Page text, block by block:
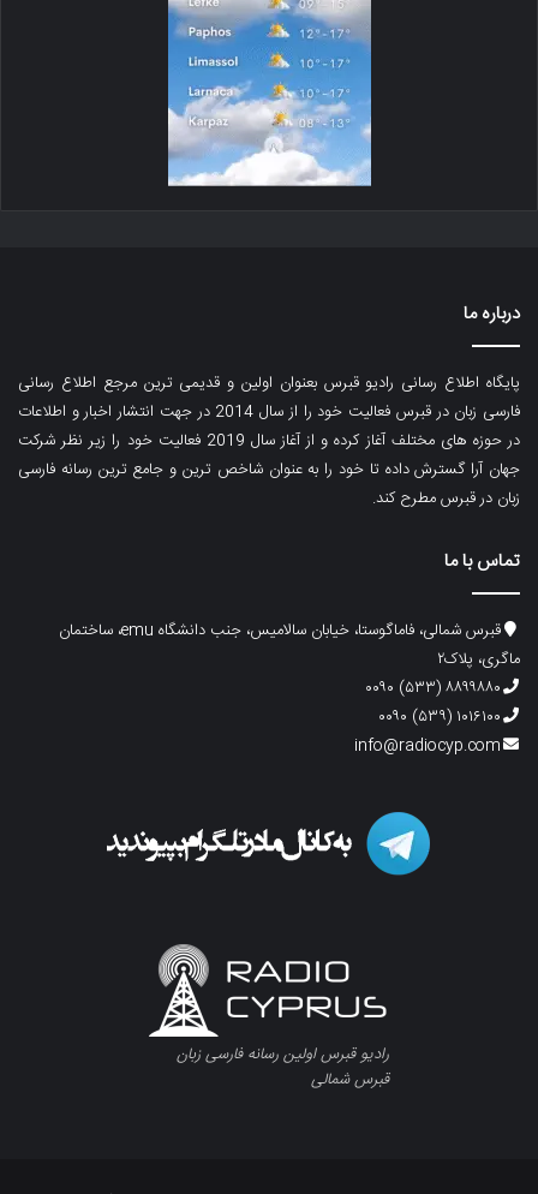
درباره ما
پایگاه اطلاع رسانی رادیو قبرس بعنوان اولین و قدیمی ترین مرجع اطلاع رسانی
فارسی زبان در قبرس فعالیت خود را از سال 2014 در جهت انتشار اخبار و اطلاعات
در حوزه های مختلف آغاز کرده و از آغاز سال 2019 فعالیت خود را زیر نظر شرکت
جهان آرا گسترش داده تا خود را به عنوان شاخص ترین و جامع ترین رسانه فارسی
زبان در قبرس مطرح کند.
تماس با ما
قبرس شمالی، فاماگوستا، خیابان سالامیس، جنب دانشگاه emu، ساختمان
ماگری، پلاک۲
۸۸۹۹۸۸۰ (۵۳۳) ۰۰۹۰
۱۰۱۶۱۰۰ (۵۳۹) ۰۰۹۰
info@radiocyp.com
رادیو قبرس اولین رسانه فارسی زبان
قبرس شمالی